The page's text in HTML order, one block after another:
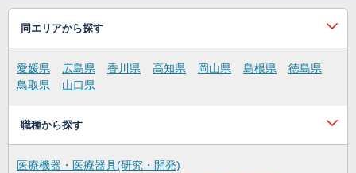
同エリアから探す
愛媛県 広島県 香川県 高知県 岡山県 島根県
徳島県
鳥取県
山口県
職種から探す
医療機器・医療器具(研究・開発)